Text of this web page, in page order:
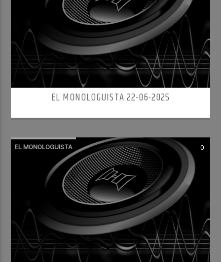
EL MONOLOGUISTA 22-06-2025
EL MONOLOGUISTA 0